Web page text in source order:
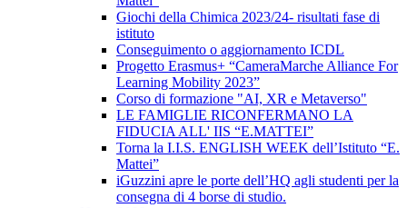
Giochi della Chimica 2023/24- risultati fase di
istituto
Conseguimento o aggiornamento ICDL
Progetto Erasmus+ “CameraMarche Alliance For
Learning Mobility 2023”
Corso di formazione "AI, XR e Metaverso"
LE FAMIGLIE RICONFERMANO LA
FIDUCIA ALL' IIS “E.MATTEI”
Torna la I.I.S. ENGLISH WEEK dell’Istituto “E.
Mattei”
iGuzzini apre le porte dell’HQ agli studenti per la
consegna di 4 borse di studio.